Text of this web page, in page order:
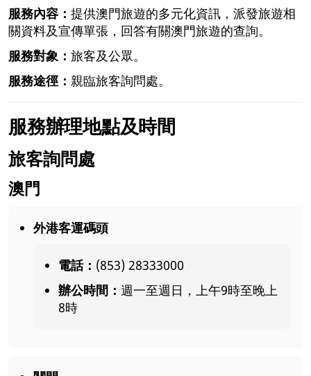
服務內容： 提供澳門旅遊的多元化資訊，派發旅遊相
關資料及宣傳單張，回答有關澳門旅遊的查詢。
服務對象： 旅客及公眾。
服務途徑： 親臨旅客詢問處。
服務辦理地點及時間
旅客詢問處
澳門
外港客運碼頭
電話： (853) 28333000
辦公時間： 週一至週日，上午9時至晚上
8時